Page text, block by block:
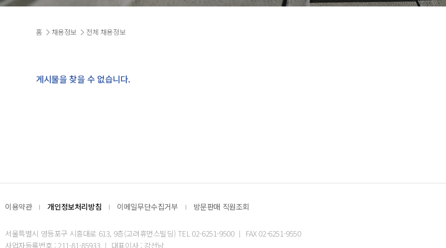
홈 채용정보 전체 채용정보
게시물을 찾을 수 없습니다.
이용약관 개인정보처리방침 이메일무단수집거부 방문판매 직원조회
서울특별시 영등포구 시흥대로 613, 9층(고려휴먼스빌딩) TEL 02-6251-9500 |
FAX 02-6251-9550
사업자등록번호 : 211-81-85933
| 대표이사 : 강선남